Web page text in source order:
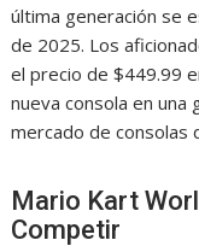
última generación se
de 2025. Los
el precio de $449.99
nueva consola en
mercado de consolas
Mario Kart
Competir